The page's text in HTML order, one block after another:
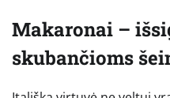
Makaronai –
skubančioms